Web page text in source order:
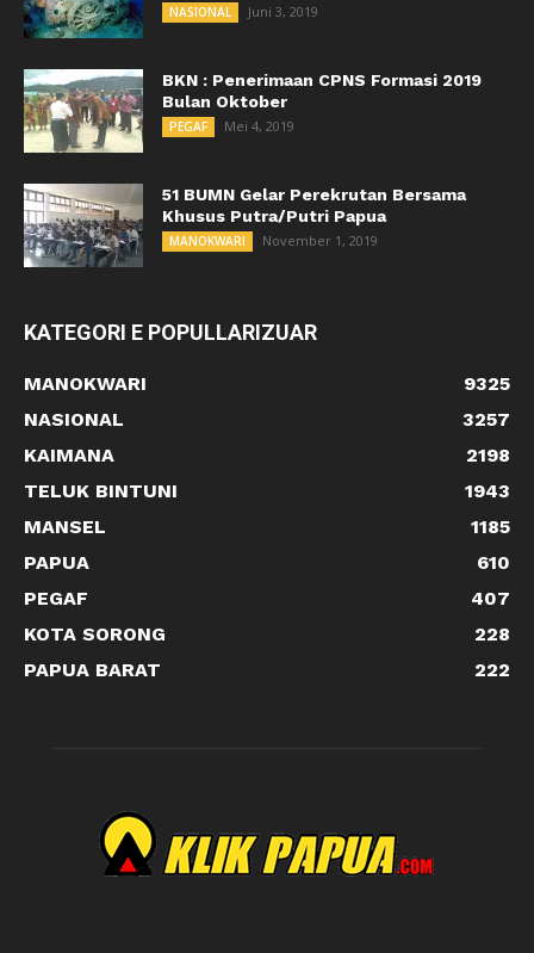
NASIONAL Juni 3, 2019
BKN : Penerimaan CPNS Formasi 2019
Bulan Oktober
PEGAF Mei 4, 2019
51 BUMN Gelar Perekrutan Bersama
Khusus Putra/Putri Papua
MANOKWARI November 1, 2019
KATEGORI E POPULLARIZUAR
MANOKWARI
9325
NASIONAL
3257
KAIMANA
2198
TELUK BINTUNI
1943
MANSEL
1185
PAPUA
610
PEGAF
407
KOTA SORONG
228
PAPUA BARAT
222